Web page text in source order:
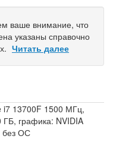
ваше внимание, что
указаны справочно
Читать далее
i7 13700F 1500 МГц,
ГБ, графика: NVIDIA
без ОС